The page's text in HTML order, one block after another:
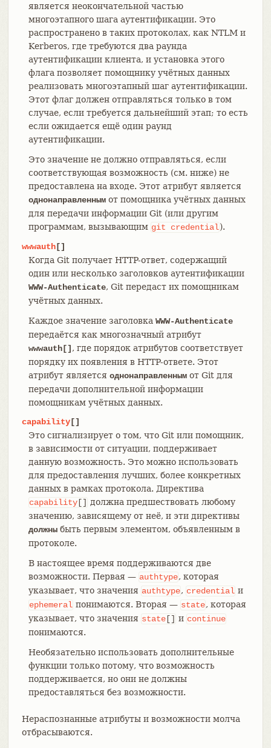
является неокончательной частью
многоэтапного шага аутентификации. Это
распространено в таких протоколах, как NTLM и
Kerberos, где требуются два раунда
аутентификации клиента, и установка этого
флага позволяет помощнику учётных данных
реализовать многоэтапный шаг аутентификации.
Этот флаг должен отправляться только в том
случае, если требуется дальнейший этап; то есть
если ожидается ещё один раунд
аутентификации.
Это значение не должно отправляться, если
соответствующая возможность (см. ниже) не
предоставлена на входе. Этот атрибут является
однонаправленнымот помощника учётных данных
для передачи информации Git (или другим
программам, вызывающим git credential).
wwwauth[]
Когда Git получает HTTP-ответ, содержащий
один или несколько заголовков аутентификации
WWW-Authenticate, Git передаст их помощникам
учётных данных.
Каждое значение заголовка WWW-Authenticate
передаётся как многозначный атрибут
wwwauth[] , где порядок атрибутов соответствует
порядку их появления в HTTP-ответе. Этот
атрибут является однонаправленнымот Git для
передачи дополнительной информации
помощникам учётных данных.
capability[]
Это сигнализирует о том, что Git или помощник,
в зависимости от ситуации, поддерживает
данную возможность. Это можно использовать
для предоставления лучших, более конкретных
данных в рамках протокола. Директива
capability[] должна предшествовать любому
значению, зависящему от неё, и эти директивы
должныбыть первым элементом, объявленным в
протоколе.
В настоящее время поддерживаются две
возможности. Первая — authtype, которая
указывает, что значения authtype, credential и
ephemeral понимаются. Вторая — state, которая
указывает, что значения state[] и continue
понимаются.
Необязательно использовать дополнительные
функции только потому, что возможность
поддерживается, но они не должны
предоставляться без возможности.
Нераспознанные атрибуты и возможности молча
отбрасываются.